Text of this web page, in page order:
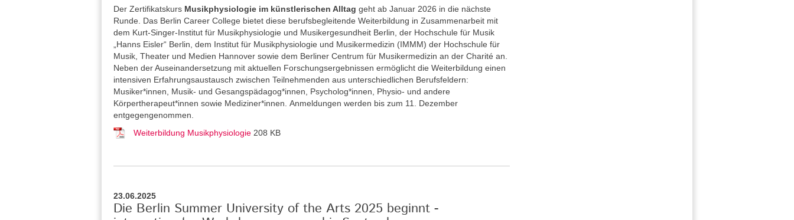
Der Zertifikatskurs Musikphysiologie im künstlerischen Alltag geht ab Januar 2026 in die nächste
Runde. Das Berlin Career College bietet diese berufsbegleitende Weiterbildung in Zusammenarbeit mit
dem Kurt-Singer-Institut für Musikphysiologie und Musikergesundheit Berlin, der Hochschule für Musik
„Hanns Eisler“ Berlin, dem Institut für Musikphysiologie und Musikermedizin (IMMM) der Hochschule für
Musik, Theater und Medien Hannover sowie dem Berliner Centrum für Musikermedizin an der Charité an.
Neben der Auseinandersetzung mit aktuellen Forschungsergebnissen ermöglicht die Weiterbildung einen
intensiven Erfahrungsaustausch zwischen Teilnehmenden aus unterschiedlichen Berufsfeldern:
Musiker*innen, Musik- und Gesangspädagog*innen, Psycholog*innen, Physio- und andere
Körpertherapeut*innen sowie Mediziner*innen. Anmeldungen werden bis zum 11. Dezember
entgegengenommen.
Weiterbildung Musikphysiologie 208 KB
23.06.2025
Die Berlin Summer University of the Arts 2025 beginnt -